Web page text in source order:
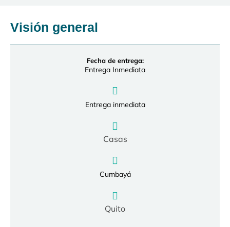
Visión general
Fecha de entrega:
Entrega Inmediata
Entrega inmediata
Casas
Cumbayá
Quito